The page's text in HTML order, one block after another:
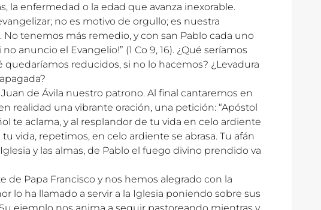
la enfermedad o la edad que avanza inexorable.
no es motivo de orgullo; es nuestra
tenemos más remedio, y con san Pablo cada uno
anuncio el Evangelio!” (1 Co 9, 16). ¿Qué seríamos
quedaríamos reducidos, si no lo hacemos? ¿Levadura
de Ávila nuestro patrono. Al final cantaremos en
realidad una vibrante oración, una petición: “Apóstol
te aclama, y al resplandor de tu vida en celo ardiente
vida, repetimos, en celo ardiente se abrasa. Tu afán
y las almas, de Pablo el fuego divino prendido va
de Papa Francisco y nos hemos alegrado con la
lo ha llamado a servir a la Iglesia poniendo sobre sus